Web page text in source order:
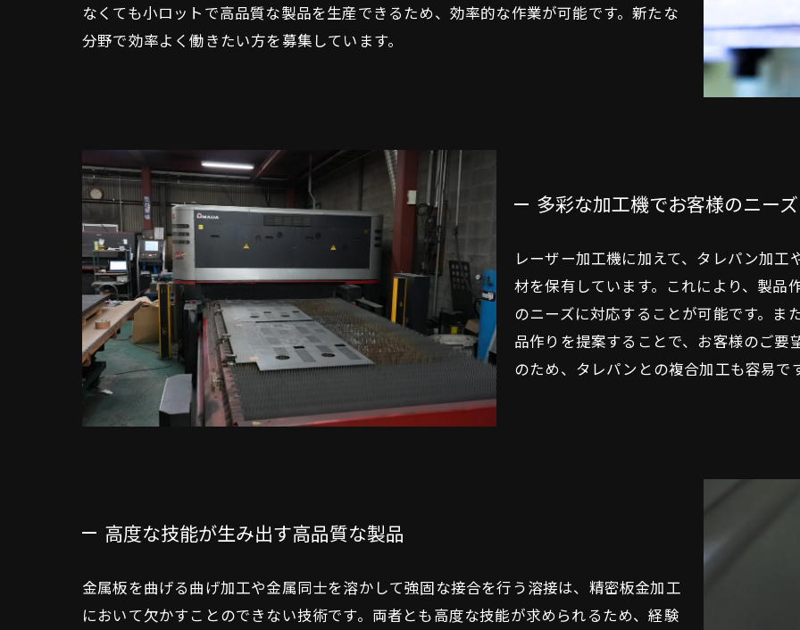
なくても小ロットで高品質な製品を生産できるため、効率的な作業が可能です。新たな
分野で効率よく働きたい方を募集しています。
多彩な加工機でお客様のニー
レーザー加工機に加えて、タレパン加
材を保有しています。これにより、製
のニーズに対応することが可能です。
品作りを提案することで、お客様のご
のため、タレパンとの複合加工も容易で
高度な技能が生み出す高品質な製品
金属板を曲げる曲げ加工や金属同士を溶かして強固な接合を行う溶接は、精密板金加工
において欠かすことのできない技術です。両者とも高度な技能が求められるため、経験